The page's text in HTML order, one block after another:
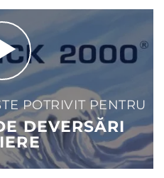
POTRIVIT PENTRU
DEVERSĂRI